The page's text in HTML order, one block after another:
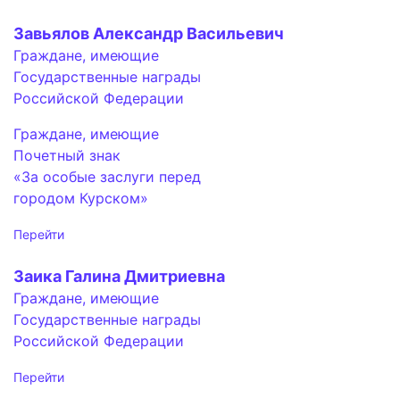
Завьялов Александр Васильевич
Граждане, имеющие
Государственные награды
Российской Федерации
Граждане, имеющие
Почетный знак
«За особые заслуги перед
городом Курском»
Перейти
Заика Галина Дмитриевна
Граждане, имеющие
Государственные награды
Российской Федерации
Перейти